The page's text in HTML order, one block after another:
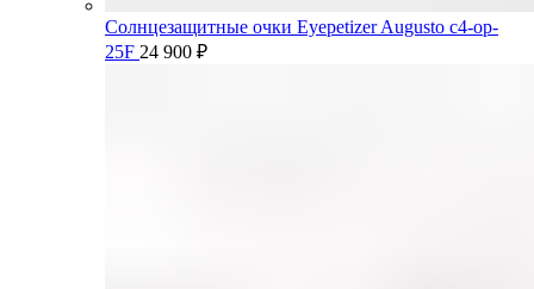
Солнцезащитные очки Eyepetizer Augusto c4-op-
25F 24 900 ₽